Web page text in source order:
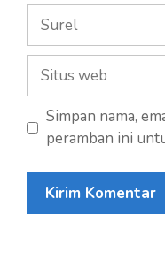
Surel
Situs
web
Simpan nama,
peramban ini